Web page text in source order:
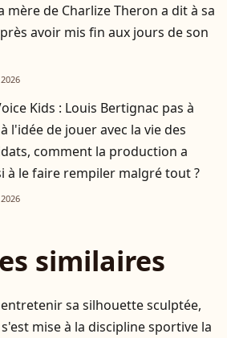
mère de Charlize Theron a dit à sa
avoir mis fin aux jours de son
Kids : Louis Bertignac pas à
l'idée de jouer avec la vie des
comment la production a
à le faire rempiler malgré tout ?
similaires
sa silhouette sculptée,
mise à la discipline sportive la